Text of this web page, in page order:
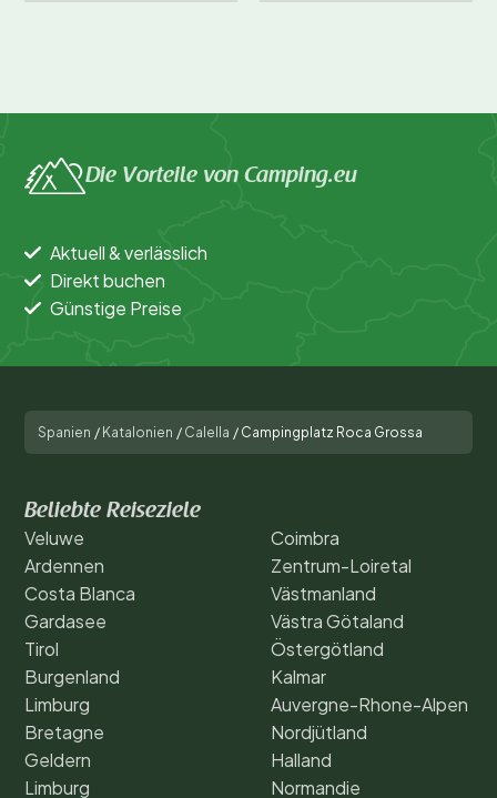
Die Vorteile von Camping.eu
Aktuell & verlässlich
Direkt buchen
Günstige Preise
Spanien / Katalonien / Calella / Campingplatz Roca Grossa
Beliebte Reiseziele
Veluwe
Ardennen
Costa Blanca
Gardasee
Tirol
Burgenland
Limburg
Bretagne
Geldern
Limburg
Coimbra
Zentrum-Loiretal
Västmanland
Västra Götaland
Östergötland
Kalmar
Auvergne-Rhone-Alpen
Nordjütland
Halland
Normandie